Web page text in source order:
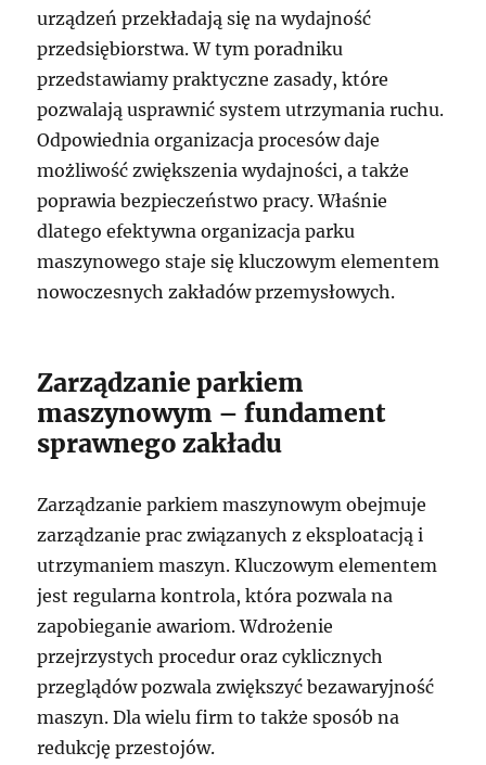
urządzeń przekładają się na wydajność
przedsiębiorstwa. W tym poradniku
przedstawiamy praktyczne zasady, które
pozwalają usprawnić system utrzymania ruchu.
Odpowiednia organizacja procesów daje
możliwość zwiększenia wydajności, a także
poprawia bezpieczeństwo pracy. Właśnie
dlatego efektywna organizacja parku
maszynowego staje się kluczowym elementem
nowoczesnych zakładów przemysłowych.
Zarządzanie parkiem
maszynowym – fundament
sprawnego zakładu
Zarządzanie parkiem maszynowym obejmuje
zarządzanie prac związanych z eksploatacją i
utrzymaniem maszyn. Kluczowym elementem
jest regularna kontrola, która pozwala na
zapobieganie awariom. Wdrożenie
przejrzystych procedur oraz cyklicznych
przeglądów pozwala zwiększyć bezawaryjność
maszyn. Dla wielu firm to także sposób na
redukcję przestojów.